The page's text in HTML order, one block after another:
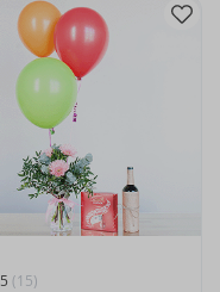
5 (15)